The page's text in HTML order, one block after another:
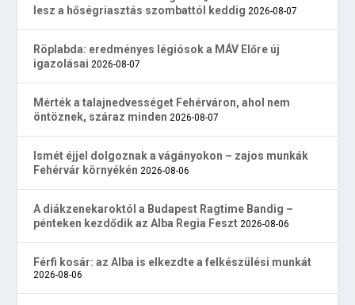
lesz a hőségriasztás szombattól keddig 2026-08-07
Röplabda: eredményes légiósok a MÁV Előre új
igazolásai 2026-08-07
Mérték a talajnedvességet Fehérváron, ahol nem
öntöznek, száraz minden 2026-08-07
Ismét éjjel dolgoznak a vágányokon – zajos munkák
Fehérvár környékén 2026-08-06
A diákzenekaroktól a Budapest Ragtime Bandig –
pénteken kezdődik az Alba Regia Feszt 2026-08-06
Férfi kosár: az Alba is elkezdte a felkészülési munkát
2026-08-06